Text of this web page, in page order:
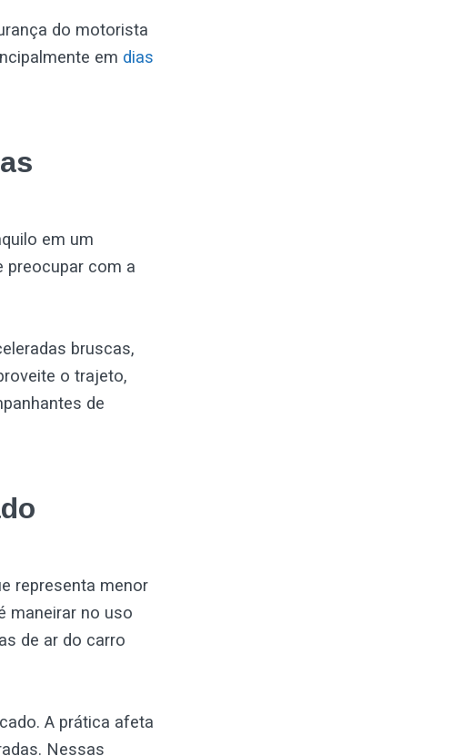
do motorista
em dias
em um
preocupar com a
bruscas,
o trajeto,
de
representa menor
maneirar no uso
de ar do carro
A prática afeta
Nessas